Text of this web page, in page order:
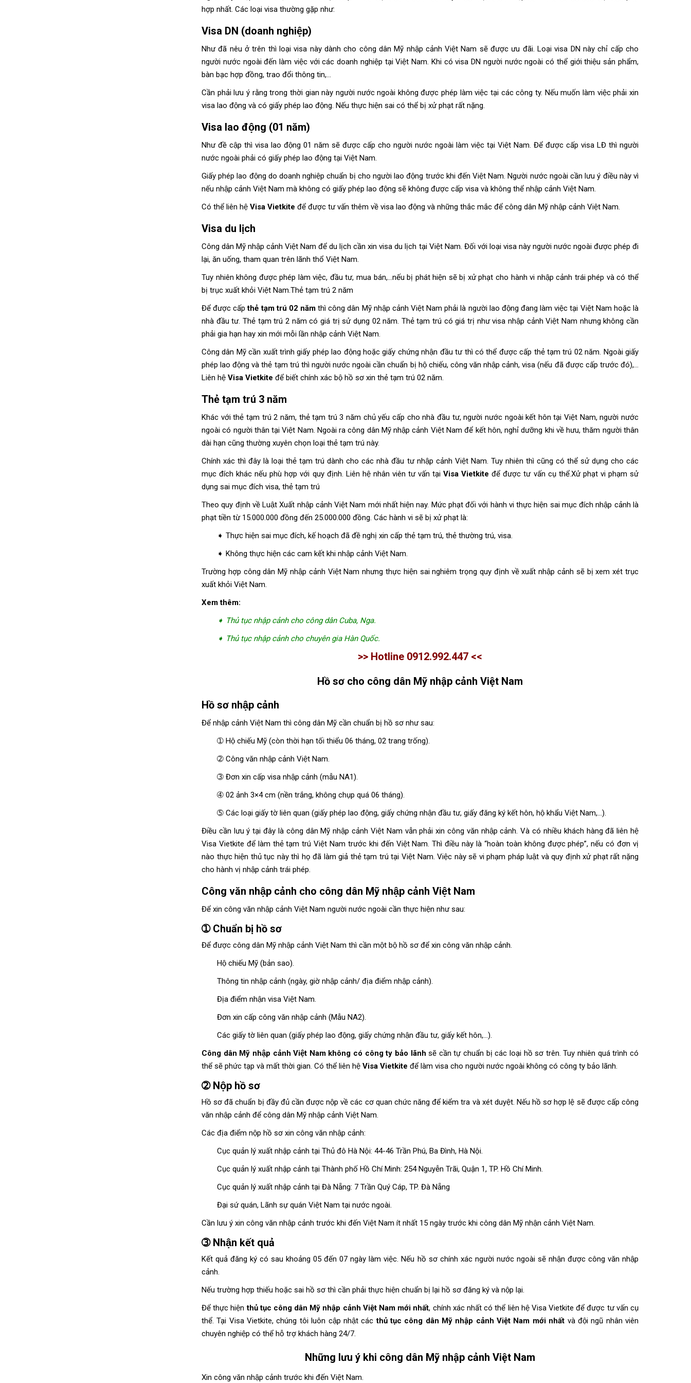
hợp nhất. Các loại visa thường gặp như:
Visa DN (doanh nghiệp)
Như đã nêu ở trên thì loại visa này dành cho công dân Mỹ nhập cảnh Việt Nam sẽ được ưu đãi.Loại visa DN này chỉ cấp cho
người nước ngoài đến làm việc với các doanh nghiệp tại Việt Nam. Khi có visa DN người nước ngoài có thể giới thiệu sản phẩm,
bàn bạc hợp đồng, trao đổi thông tin,…
Cần phải lưu ý rằng trong thời gian này người nước ngoài không được phép làm việc tại các công ty. Nếu muốn làm việc phải xin
visa lao động và có giấy phép lao động. Nếu thực hiện sai có thể bị xử phạt rất nặng.
Visa lao động (01 năm)
Như đề cập thì visa lao động 01 năm sẽ được cấp cho người nước ngoài làm việc tại Việt Nam. Để được cấp visa LĐ thì người
nước ngoài phải có giấy phép lao động tại Việt Nam.
Giấy phép lao động do doanh nghiệp chuẩn bị cho người lao động trước khi đến Việt Nam. Người nước ngoài cần lưu ý điều này vì
nếu nhập cảnh Việt Nam mà không có giấy phép lao động sẽ không được cấp visa và không thể nhập cảnh Việt Nam.
Có thể liên hệ Visa Vietkite để được tư vấn thêm về visa lao động và những thắc mắc để công dân Mỹ nhập cảnh Việt Nam.
Visa du lịch
Công dân Mỹ nhập cảnh Việt Nam để du lịch cần xin visa du lịch tại Việt Nam. Đối với loại visa này người nước ngoài được phép đi
lại, ăn uống, tham quan trên lãnh thổ Việt Nam.
Tuy nhiên không được phép làm việc, đầu tư, mua bán,…nếu bị phát hiện sẽ bị xử phạt cho hành vi nhập cảnh trái phép và có thể
bị trục xuất khỏi Việt Nam.Thẻ tạm trú 2 năm
Để được cấp thẻ tạm trú 02 năm thì công dân Mỹ nhập cảnh Việt Nam phải là người lao động đang làm việc tại Việt Nam hoặc là
nhà đầu tư. Thẻ tạm trú 2 năm có giá trị sử dụng 02 năm. Thẻ tạm trú có giá trị như visa nhập cảnh Việt Nam nhưng không cần
phải gia hạn hay xin mới mỗi lần nhập cảnh Việt Nam.
Công dân Mỹ cần xuất trình giấy phép lao động hoặc giấy chứng nhận đầu tư thì có thể được cấp thẻ tạm trú 02 năm. Ngoài giấy
phép lao động và thẻ tạm trú thì người nước ngoài cần chuẩn bị hộ chiếu, công văn nhập cảnh, visa (nếu đã được cấp trước đó),…
Liên hệ Visa Vietkite để biết chính xác bộ hồ sơ xin thẻ tạm trú 02 năm.
Thẻ tạm trú 3 năm
Khác với thẻ tạm trú 2 năm, thẻ tạm trú 3 năm chủ yếu cấp cho nhà đầu tư, người nước ngoài kết hôn tại Việt Nam, người nước
ngoài có người thân tại Việt Nam. Ngoài ra công dân Mỹ nhập cảnh Việt Nam để kết hôn, nghỉ dưỡng khi về hưu, thăm người thân
dài hạn cũng thường xuyên chọn loại thẻ tạm trú này.
Chính xác thì đây là loại thẻ tạm trú dành cho các nhà đầu tư nhập cảnh Việt Nam. Tuy nhiên thì cũng có thể sử dụng cho các
mục đích khác nếu phù hợp với quy định. Liên hệ nhân viên tư vấn tạiVisa Vietkite để được tư vấn cụ thể.Xử phạt vi phạm sử
dụng sai mục đích visa, thẻ tạm trú
Theo quy định về Luật Xuất nhập cảnh Việt Nam mới nhất hiện nay. Mức phạt đối với hành vi thực hiện sai mục đích nhập cảnh là
phạt tiền từ 15.000.000 đồng đến 25.000.000 đồng. Các hành vi sẽ bị xử phạt là:
➧ Thực hiện sai mục đích, kế hoạch đã đề nghị xin cấp thẻ tạm trú, thẻ thường trú, visa.
➧ Không thực hiện các cam kết khi nhập cảnh Việt Nam.
Trường hợp công dân Mỹ nhập cảnh Việt Nam nhưng thực hiện sai nghiêm trọng quy định về xuất nhập cảnh sẽ bị xem xét trục
xuất khỏi Việt Nam.
Xem thêm:
➧ Thủ tục nhập cảnh cho công dân Cuba, Nga.
➧ Thủ tục nhập cảnh cho chuyên gia Hàn Quốc.
>> Hotline 0912.992.447 <<
Hồ sơ cho công dân Mỹ nhập cảnh Việt Nam
Hồ sơ nhập cảnh
Để nhập cảnh Việt Nam thì công dân Mỹ cần chuẩn bị hồ sơ như sau:
➀ Hộ chiếu Mỹ (còn thời hạn tối thiểu 06 tháng, 02 trang trống).
➁ Công văn nhập cảnh Việt Nam.
➂ Đơn xin cấp visa nhập cảnh (mẫu NA1).
➃ 02 ảnh 3×4 cm (nền trắng, không chụp quá 06 tháng).
➄ Các loại giấy tờ liên quan (giấy phép lao động, giấy chứng nhận đầu tư, giấy đăng ký kết hôn, hộ khẩu Việt Nam,…).
Điều cần lưu ý tại đây là công dân Mỹ nhập cảnh Việt Nam vẫn phải xin công văn nhập cảnh. Và có nhiều khách hàng đã liên hệ
Visa Vietkite để làm thẻ tạm trú Việt Nam trước khi đến Việt Nam. Thì điều này là “hoàn toàn không được phép”, nếu có đơn vị
nào thực hiện thủ tục này thì họ đã làm giả thẻ tạm trú tại Việt Nam. Việc này sẽ vi phạm pháp luật và quy định xử phạt rất nặng
cho hành vị nhập cảnh trái phép.
Công văn nhập cảnh cho công dân Mỹ nhập cảnh Việt Nam
Để xin công văn nhập cảnh Việt Nam người nước ngoài cần thực hiện như sau:
➀ Chuẩn bị hồ sơ
Để được công dân Mỹ nhập cảnh Việt Nam thì cần một bộ hồ sơ để xin công văn nhập cảnh.
Hộ chiếu Mỹ (bản sao).
Thông tin nhập cảnh (ngày, giờ nhập cảnh/ địa điểm nhập cảnh).
Địa điểm nhận visa Việt Nam.
Đơn xin cấp công văn nhập cảnh (Mẫu NA2).
Các giấy tờ liên quan (giấy phép lao động, giấy chứng nhận đầu tư, giấy kết hôn,…).
Công dân Mỹ nhập cảnh Việt Nam không có công ty bảo lãnh sẽ cần tự chuẩn bị các loại hồ sơ trên. Tuy nhiên quá trình có
thể sẽ phức tạp và mất thời gian. Có thể liên hệ Visa Vietkite để làm visa cho người nước ngoài không có công ty bảo lãnh.
➁ Nộp hồ sơ
Hồ sơ đã chuẩn bị đầy đủ cần được nộp về các cơ quan chức năng để kiểm tra và xét duyệt. Nếu hồ sơ hợp lệ sẽ được cấp công
văn nhập cảnh để công dân Mỹ nhập cảnh Việt Nam.
Các địa điểm nộp hồ sơ xin công văn nhập cảnh:
Cục quản lý xuất nhập cảnh tại Thủ đô Hà Nội: 44-46 Trần Phú, Ba Đình, Hà Nội.
Cục quản lý xuất nhập cảnh tại Thành phố Hồ Chí Minh: 254 Nguyễn Trãi, Quận 1, TP. Hồ Chí Minh.
Cục quản lý xuất nhập cảnh tại Đà Nẵng: 7 Trần Quý Cáp, TP. Đà Nẵng
Đại sứ quán, Lãnh sự quán Việt Nam tại nước ngoài.
Cần lưu ý xin công văn nhập cảnh trước khi đến Việt Nam ít nhất 15 ngày trước khi công dân Mỹ nhận cảnh Việt Nam.
➂ Nhận kết quả
Kết quả đăng ký có sau khoảng 05 đến 07 ngày làm việc. Nếu hồ sơ chính xác người nước ngoài sẽ nhận được công văn nhập
cảnh.
Nếu trường hợp thiếu hoặc sai hồ sơ thì cần phải thực hiện chuẩn bị lại hồ sơ đăng ký và nộp lại.
Để thực hiệnthủ tục công dân Mỹ nhập cảnh Việt Nam mới nhất, chính xác nhất có thể liên hệ Visa Vietkite để được tư vấn cụ
thể. Tại Visa Vietkite, chúng tôi luôn cập nhật cácthủ tục công dân Mỹ nhập cảnh Việt Nam mới nhất và đội ngũ nhân viên
chuyên nghiệp có thể hỗ trợ khách hàng 24/7.
Những lưu ý khi công dân Mỹ nhập cảnh Việt Nam
Xin công văn nhập cảnh trước khi đến Việt Nam.